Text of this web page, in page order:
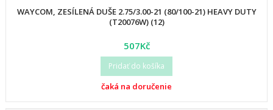
WAYCOM, ZESÍLENÁ DUŠE 2.75/3.00-21 (80/100-21) HEAVY DUTY
(T20076W) (12)
507Kč
Pridať do košíka
čaká na doručenie